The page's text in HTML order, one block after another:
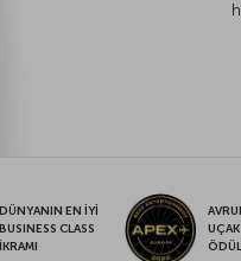
DÜNYANIN EN İYİ
BUSINESS CLASS
İKRAMI